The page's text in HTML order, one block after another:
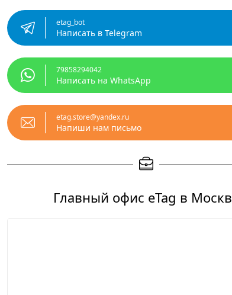
etag_bot
Написать в Telegram
79858294042
Написать на WhatsApp
etag.store@yandex.ru
Напиши нам письмо
Главный офис eTag в